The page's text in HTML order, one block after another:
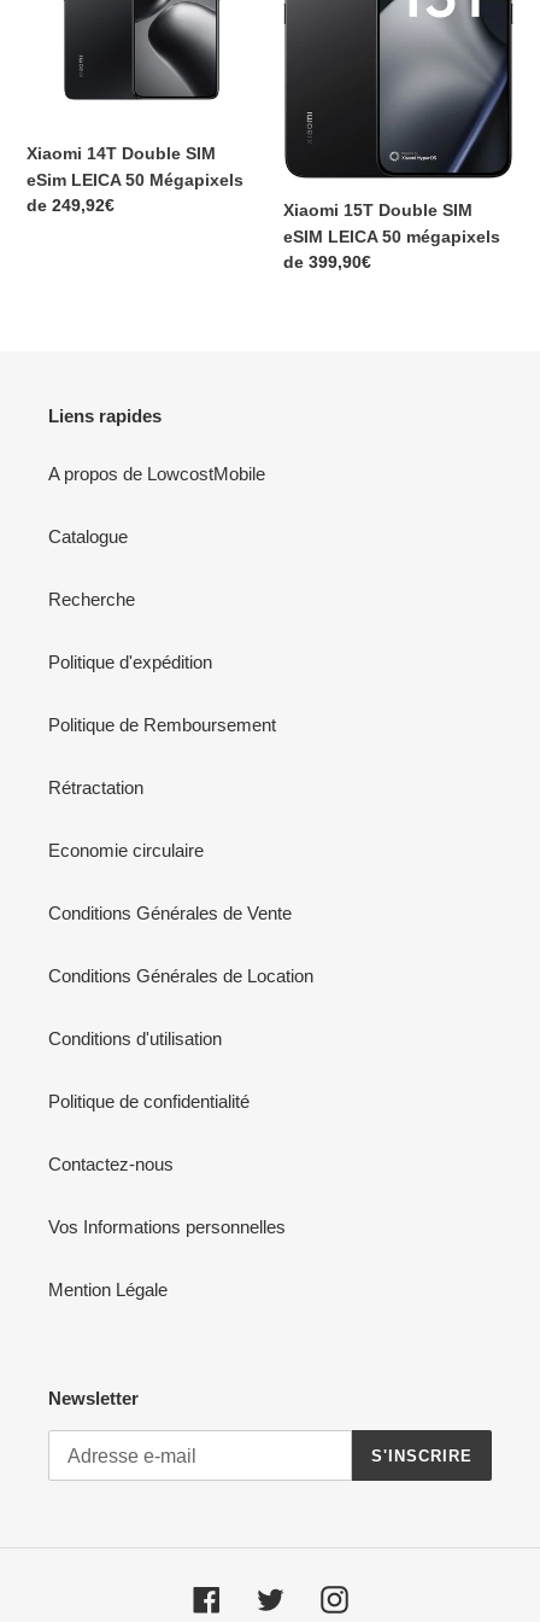
i
o
:
Mégapixels
Xiaomi 14T Double SIM
eSim LEICA 50 Mégapixels
Prix
de 249,92€
eSIM
Xiaomi 15T Double SIM
eSIM LEICA 50 mégapixels
Prix
de 399,90€
Liens rapides
A propos de LowcostMobile
Catalogue
Recherche
Politique d'expédition
Politique de Remboursement
Rétractation
Economie circulaire
Conditions Générales de Vente
Conditions Générales de Location
Conditions d'utilisation
Politique de confidentialité
Contactez-nous
Vos Informations personnelles
Mention Légale
Newsletter
S'INSCRIRE
FacebookTwitter Instagram